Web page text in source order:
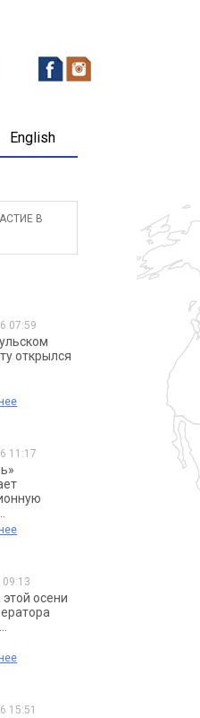
English
В
07:59
открылся
11:17
09:13
осени
15:51